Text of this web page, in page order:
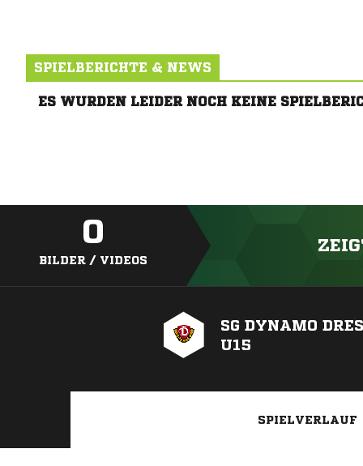
SPIELBERICHTE & NEWS
ES WURDEN LEIDER NOCH KEINE
0
BILDER / VIDEOS
SG DYNAMO
U15
SPIELVERLAUF